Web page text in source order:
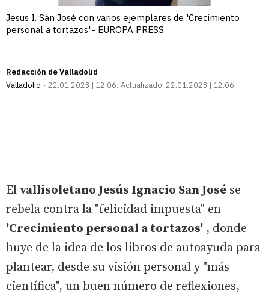
Jesus I. San José con varios ejemplares de 'Crecimiento
personal a tortazos'.- EUROPA PRESS
Redacción de Valladolid
Valladolid
22.01.2023 | 12:06 Actualizado: 22.01.2023 | 12:06
El vallisoletano Jesús Ignacio San José se
rebela contra la "felicidad impuesta" en
'Crecimiento personal a tortazos' , donde
huye de la idea de los libros de autoayuda para
plantear, desde su visión personal y "más
científica", un buen número de reflexiones,